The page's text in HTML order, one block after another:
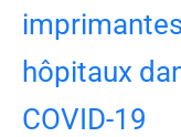
hôpitaux
COVID-19